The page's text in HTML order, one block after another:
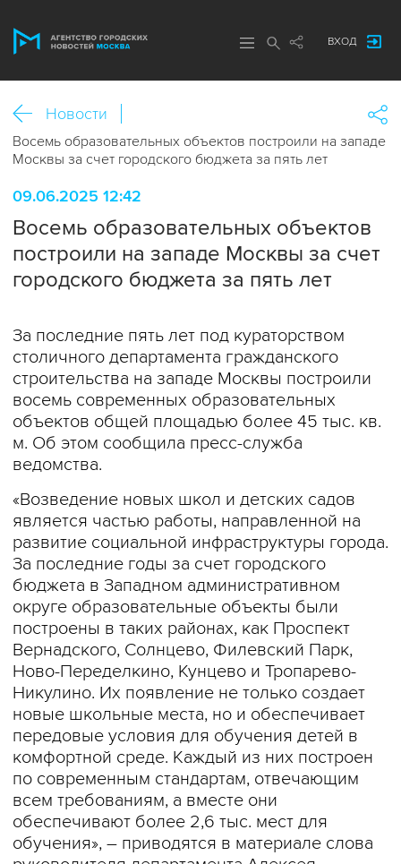
ВХОД
Новости
Восемь образовательных объектов построили на западе
Москвы за счет городского бюджета за пять лет
09.06.2025 12:42
Восемь образовательных объектов
построили на западе Москвы за счет
городского бюджета за пять лет
За последние пять лет под кураторством
столичного департамента гражданского
строительства на западе Москвы построили
восемь современных образовательных
объектов общей площадью более 45 тыс. кв.
м. Об этом сообщила пресс-служба
ведомства.
«Возведение новых школ и детских садов
является частью работы, направленной на
развитие социальной инфраструктуры города.
За последние годы за счет городского
бюджета в Западном административном
округе образовательные объекты были
построены в таких районах, как Проспект
Вернадского, Солнцево, Филевский Парк,
Ново-Переделкино, Кунцево и Тропарево-
Никулино. Их появление не только создает
новые школьные места, но и обеспечивает
передовые условия для обучения детей в
комфортной среде. Каждый из них построен
по современным стандартам, отвечающим
всем требованиям, а вместе они
обеспечивают более 2,6 тыс. мест для
обучения», – приводятся в материале слова